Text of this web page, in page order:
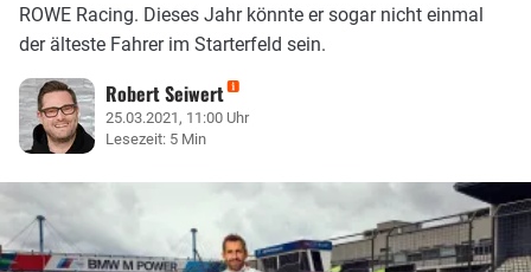
ROWE Racing. Dieses Jahr könnte er sogar nicht einmal
der älteste Fahrer im Starterfeld sein.
Robert Seiwert
25.03.2021, 11:00 Uhr
Lesezeit: 5 Min